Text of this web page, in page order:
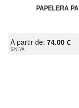
PAPELERA
A partir de: 74.00 €
SIN IVA